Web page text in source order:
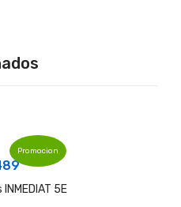
Promocion
Current
price 5E